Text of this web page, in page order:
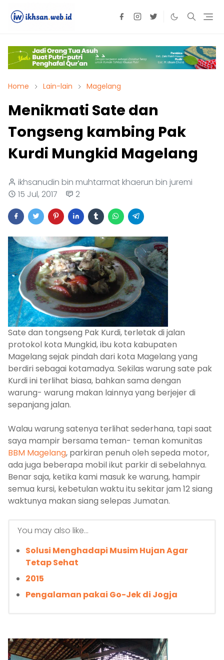
Home Lain-lain Magelang
Menikmati Sate dan
Tongseng kambing Pak
Kurdi Mungkid Magelang
ikhsanudin bin muhtarmat khaerun bin juremi
15 Jul, 2017
2
Sate dan tongseng Pak Kurdi, terletak di jalan
protokol kota Mungkid, ibu kota kabupaten
Magelang sejak pindah dari kota Magelang yang
berdiri sebagai kotamadya. Sekilas warung sate pak
Kurdi ini terlihat biasa, bahkan sama dengan
warung- warung makan lainnya yang berjejer di
sepanjang jalan.
Walau warung satenya terlihat sederhana, tapi saat
saya mampir bersama teman- teman komunitas
BBM Magelang, parkiran penuh oleh sepeda motor,
ada juga beberapa mobil ikut parkir di sebelahnya.
Benar saja, ketika kami masuk ke warung, hampir
semua kursi, kebetulan waktu itu sekitar jam 12 siang
waktunya makan siang selepas Jumatan.
You may also like...
Solusi Menghadapi Musim Hujan Agar
Tetap Sehat
2015
Pengalaman pakai Go-Jek di Jogja